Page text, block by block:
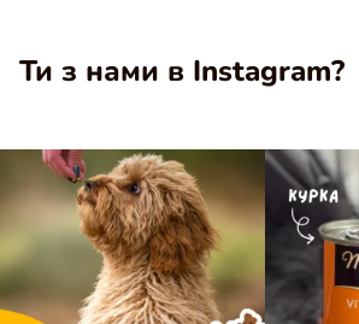
Ти з нами в Instagram?